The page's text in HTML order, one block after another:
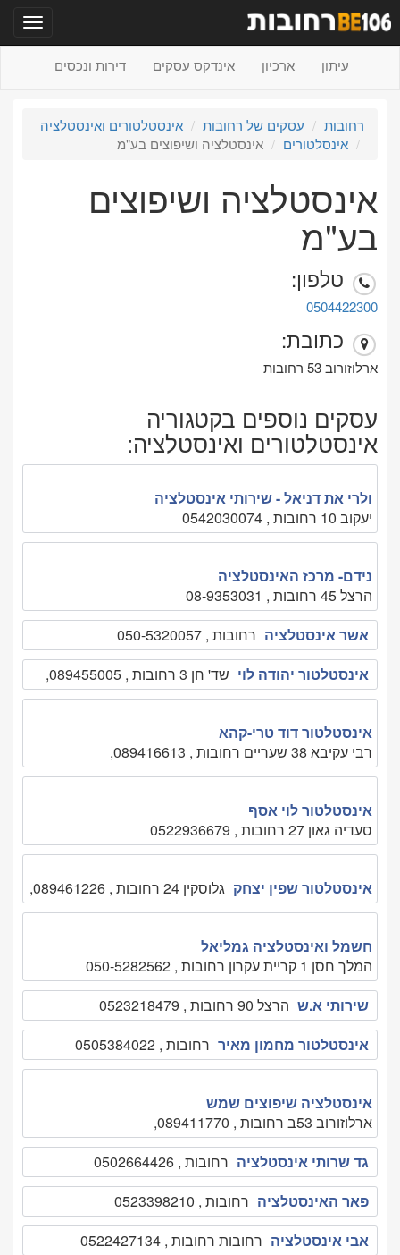
עיתון ארכיון אינדקס עסקים דירות ונכסים
רחובות עסקים של רחובות
אינסטלטורים ואינסטלציה
אינסלטורים
אינסטלציה ושיפוצים בע"מ
אינסטלציה ושיפוצים
בע"מ
טלפון:
0504422300
כתובת:
ארלוזורוב 53 רחובות
עסקים נוספים בקטגוריה
אינסטלטורים ואינסטלציה:
ולרי את דניאל - שירותי אינסטלציה
יעקוב 10 רחובות , 0542030074
נידם- מרכז האינסטלציה
הרצל 45 רחובות , 08-9353031
אשר אינסטלציה רחובות , 050-5320057
אינסטלטור יהודה לוי שד' חן 3 רחובות , 089455005,
אינסטלטור דוד טרי-קהא
רבי עקיבא 38 שעריים רחובות , 089416613,
אינסטלטור לוי אסף
סעדיה גאון 27 רחובות , 0522936679
אינסטלטור שפין יצחק גלוסקין 24 רחובות , 089461226,
חשמל ואינסטלציה גמליאל
המלך חסן 1 קריית עקרון רחובות , 050-5282562
שירותי א.ש הרצל 90 רחובות , 0523218479
אינסטלטור מחמון מאיר רחובות , 0505384022
אינסטלציה שיפוצים שמש
ארלוזורוב 53ב רחובות , 089411770,
גד שרותי אינסטלציה רחובות , 0502664426
פאר האינסטלציה רחובות , 0523398210
אבי אינסטלציה רחובות רחובות , 0522427134